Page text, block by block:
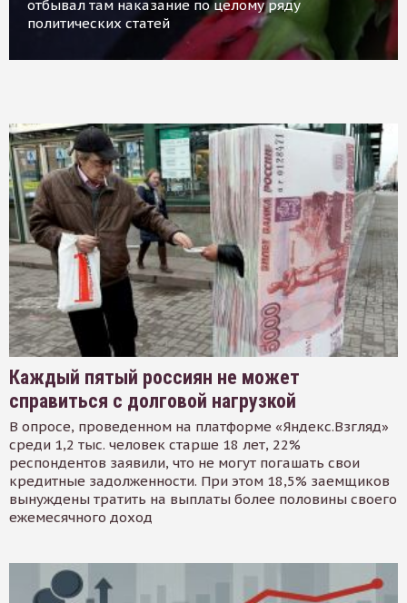
отбывал там наказание по целому ряду
политических статей
Каждый пятый россиян не может
справиться с долговой нагрузкой
В опросе, проведенном на платформе «Яндекс.Взгляд»
среди 1,2 тыс. человек старше 18 лет, 22%
респондентов заявили, что не могут погашать свои
кредитные задолженности. При этом 18,5% заемщиков
вынуждены тратить на выплаты более половины своего
ежемесячного доход